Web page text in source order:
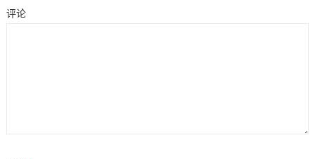
评论